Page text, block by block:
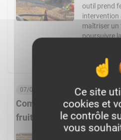
outil prend
intervention
maîtriser un
poursuivre
Comment Frais Émincés
fruits et légumes ?
07/08/2026, 06:00
Spécialiste
Ce site
cookies et
le contrôle
vous